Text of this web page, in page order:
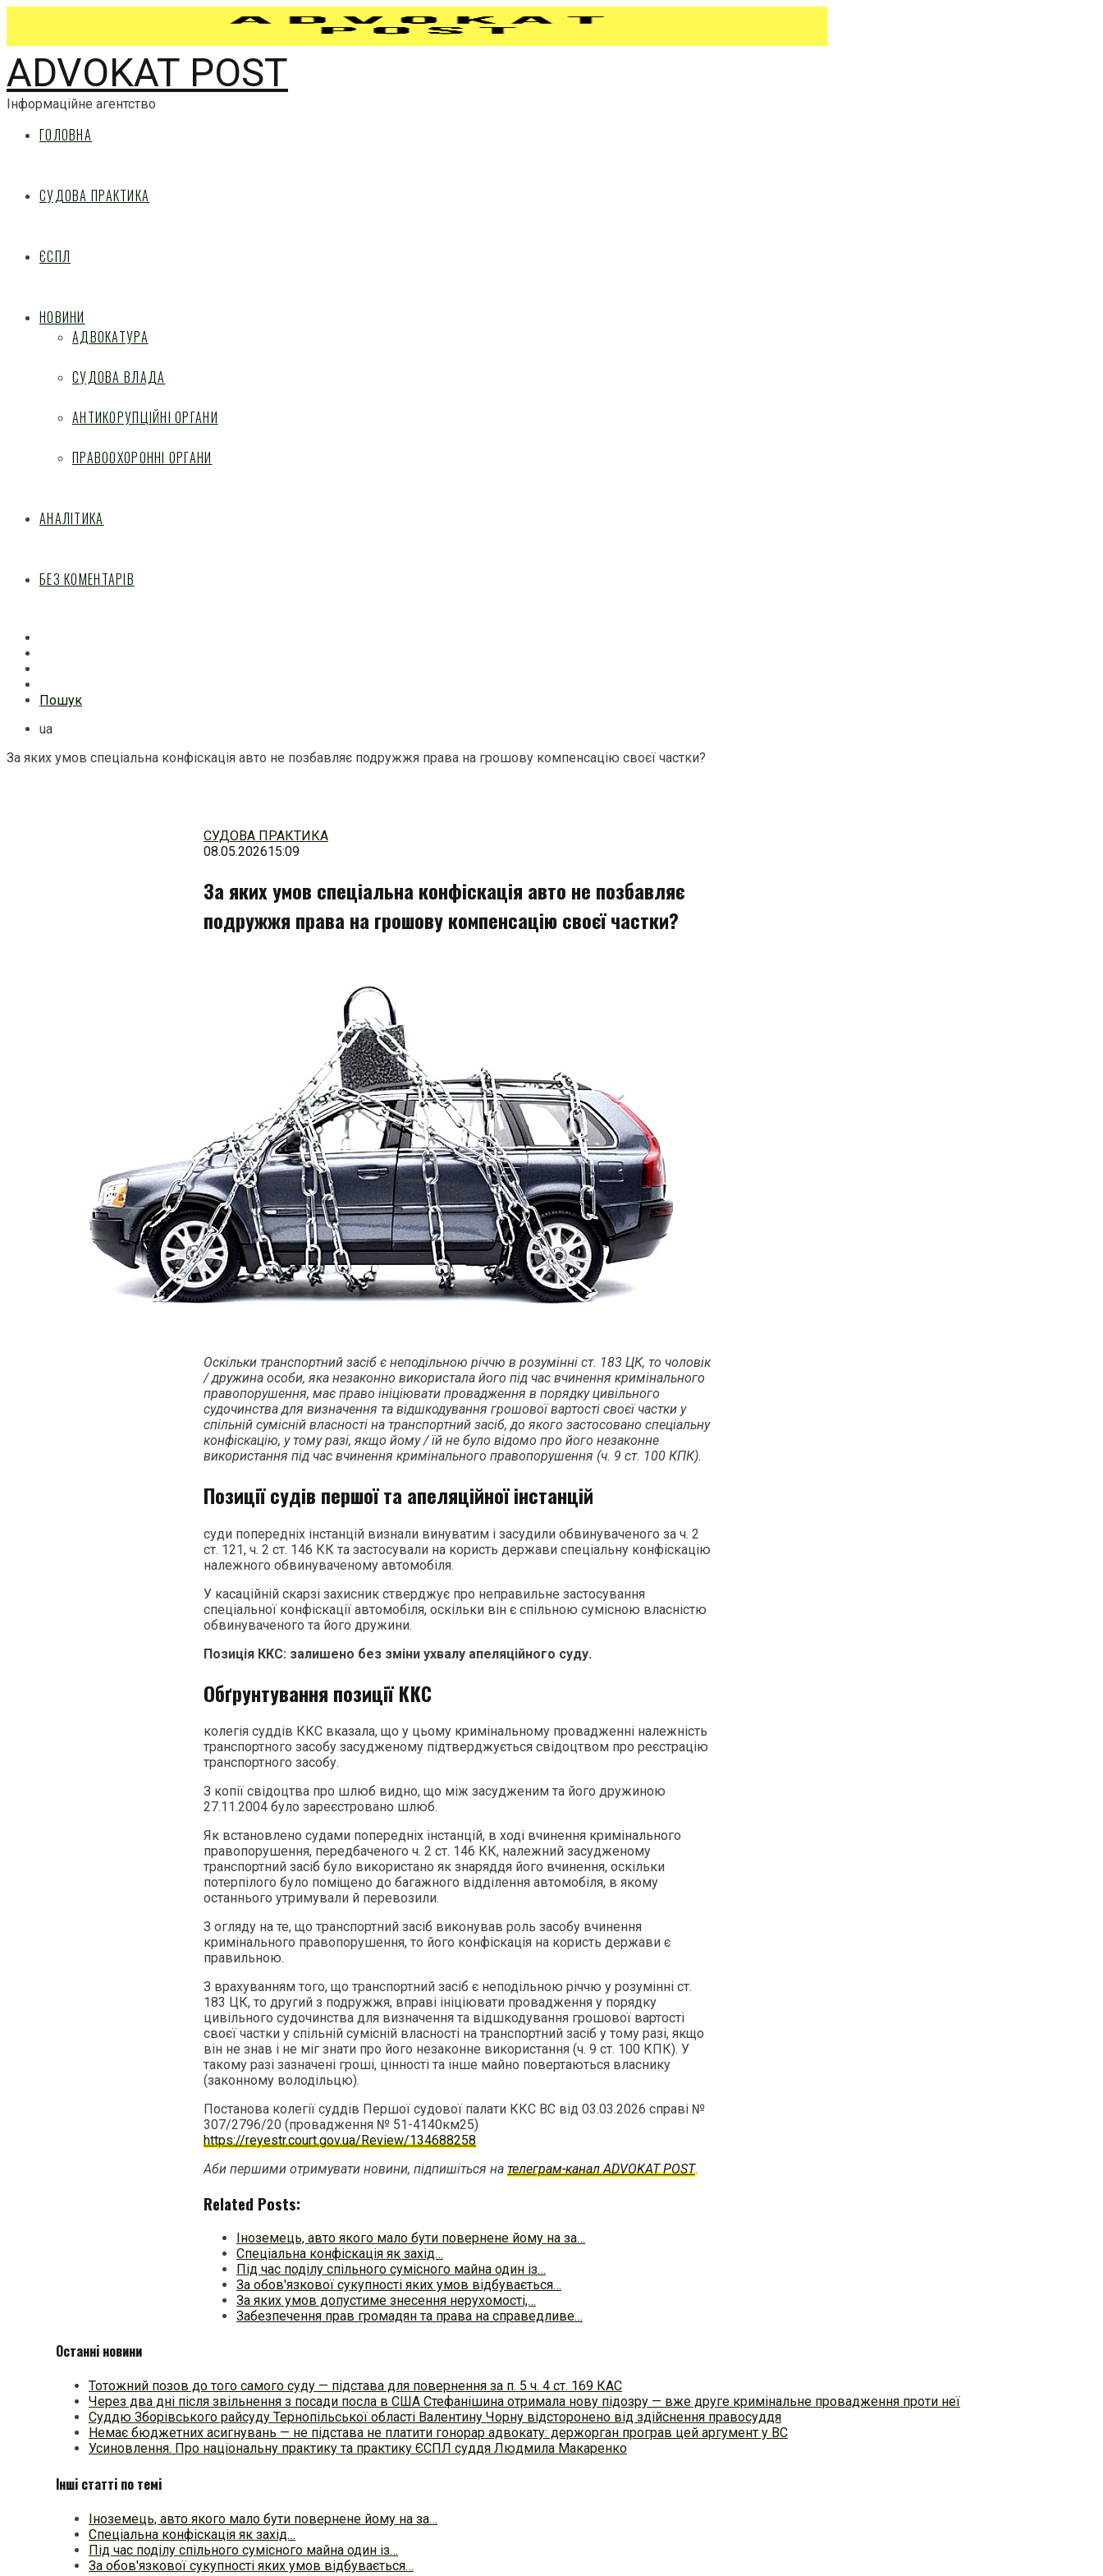
ADVOKAT POST
Інформаційне агентство
ГОЛОВНА
СУДОВА ПРАКТИКА
ЄСПЛ
НОВИНИ
АДВОКАТУРА
СУДОВА ВЛАДА
АНТИКОРУПЦІЙНІ ОРГАНИ
ПРАВООХОРОННІ ОРГАНИ
АНАЛІТИКА
БЕЗ КОМЕНТАРІВ
Пошук
ua
За яких умов спеціальна конфіскація авто не позбавляє подружжя права на грошову компенсацію своєї частки?
СУДОВА ПРАКТИКА
08.05.202615:09
За яких умов спеціальна конфіскація авто не позбавляє
подружжя права на грошову компенсацію своєї частки?
Оскільки транспортний засіб є неподільною річчю в розумінні ст. 183 ЦК, то чоловік
/ дружина особи, яка незаконно використала його під час вчинення кримінального
правопорушення, має право ініціювати провадження в порядку цивільного
судочинства для визначення та відшкодування грошової вартості своєї частки у
спільній сумісній власності на транспортний засіб, до якого застосовано спеціальну
конфіскацію, у тому разі, якщо йому / їй не було відомо про його незаконне
використання під час вчинення кримінального правопорушення (ч. 9 ст. 100 КПК).
Позиції судів першої та апеляційної інстанцій
суди попередніх інстанцій визнали винуватим і засудили обвинуваченого за ч. 2
ст. 121, ч. 2 ст. 146 КК та застосували на користь держави спеціальну конфіскацію
належного обвинуваченому автомобіля.
У касаційній скарзі захисник стверджує про неправильне застосування
спеціальної конфіскації автомобіля, оскільки він є спільною сумісною власністю
обвинуваченого та його дружини.
Позиція ККС: залишено без зміни ухвалу апеляційного суду.
Обґрунтування позиції ККС
колегія суддів ККС вказала, що у цьому кримінальному провадженні належність
транспортного засобу засудженому підтверджується свідоцтвом про реєстрацію
транспортного засобу.
З копії свідоцтва про шлюб видно, що між засудженим та його дружиною
27.11.2004 було зареєстровано шлюб.
Як встановлено судами попередніх інстанцій, в ході вчинення кримінального
правопорушення, передбаченого ч. 2 ст. 146 КК, належний засудженому
транспортний засіб було використано як знаряддя його вчинення, оскільки
потерпілого було поміщено до багажного відділення автомобіля, в якому
останнього утримували й перевозили.
З огляду на те, що транспортний засіб виконував роль засобу вчинення
кримінального правопорушення, то його конфіскація на користь держави є
правильною.
З врахуванням того, що транспортний засіб є неподільною річчю у розумінні ст.
183 ЦК, то другий з подружжя, вправі ініціювати провадження у порядку
цивільного судочинства для визначення та відшкодування грошової вартості
своєї частки у спільній сумісній власності на транспортний засіб у тому разі, якщо
він не знав і не міг знати про його незаконне використання (ч. 9 ст. 100 КПК). У
такому разі зазначені гроші, цінності та інше майно повертаються власнику
(законному володільцю).
Постанова колегії суддів Першої судової палати ККС ВС від 03.03.2026 справі №
307/2796/20 (провадження № 51-4140км25)
https://reyestr.court.gov.ua/Review/134688258
Аби першими отримувати новини, підпишіться на телеграм-канал ADVOKAT POST.
Related Posts:
Іноземець, авто якого мало бути повернене йому на за…
Спеціальна конфіскація як захід…
Під час поділу спільного сумісного майна один із…
За обов'язкової сукупності яких умов відбувається…
За яких умов допустиме знесення нерухомості,…
Забезпечення прав громадян та права на справедливе…
Останні новини
Тотожний позов до того самого суду — підстава для повернення за п. 5 ч. 4 ст. 169 КАС
Через два дні після звільнення з посади посла в США Стефанішина отримала нову підозру — вже друге кримінальне провадження проти неї
Суддю Зборівського райсуду Тернопільської області Валентину Чорну відсторонено від здійснення правосуддя
Немає бюджетних асигнувань — не підстава не платити гонорар адвокату: держорган програв цей аргумент у ВС
Усиновлення. Про національну практику та практику ЄСПЛ суддя Людмила Макаренко
Інші статті по темі
Іноземець, авто якого мало бути повернене йому на за…
Спеціальна конфіскація як захід…
Під час поділу спільного сумісного майна один із…
За обов'язкової сукупності яких умов відбувається…